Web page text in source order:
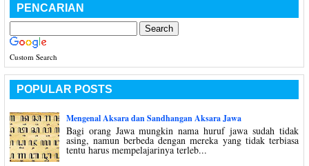
PENCARIAN
Custom Search
POPULAR POSTS
Mengenal Aksara dan Sandhangan Aksara Jawa
Bagi orang Jawa mungkin nama huruf jawa sudah tidak
asing, namun berbeda dengan mereka yang tidak terbiasa
tentu harus mempelajarinya terleb...